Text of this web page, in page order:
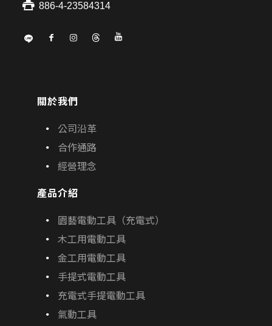
886-4-23584314
關於我們
公司沿革
合作通路
經營理念
產品介紹
園藝電動工具（充電式）
木工用電動工具
金工用電動工具
手提式電動工具
充電式手提電動工具
氣動工具